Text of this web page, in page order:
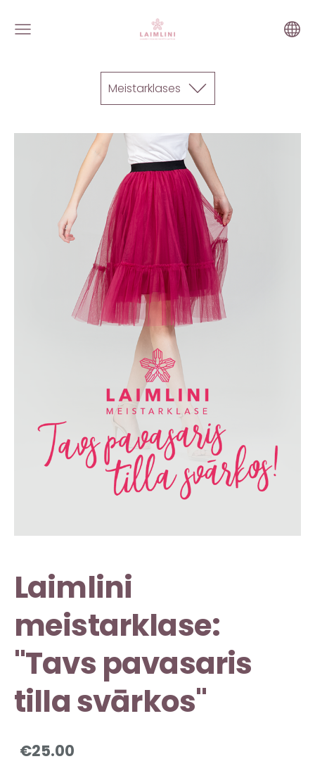
Meistarklases
Laimlini
meistarklase:
"Tavs pavasaris
tilla svārkos"
€25.00